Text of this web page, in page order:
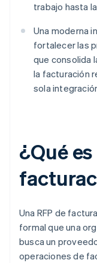
trabajo hasta
Una moderna
fortalecer las
que consolida
la facturación
sola
¿Qué
Una RFP de
formal que una
busca un
operaciones de